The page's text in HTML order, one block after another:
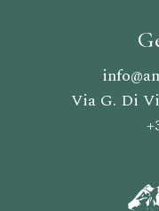
Via G. Di